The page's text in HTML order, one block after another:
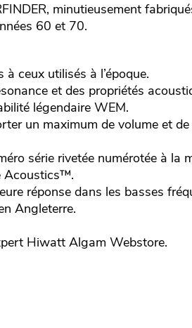
minutieusement
60 et 70.
ceux utilisés à l’époque.
et des propriétés
légendaire WEM.
un maximum de volume et
série rivetée numérotée à la
Acoustics™.
réponse dans les basses
Angleterre.
Hiwatt Algam Webstore.